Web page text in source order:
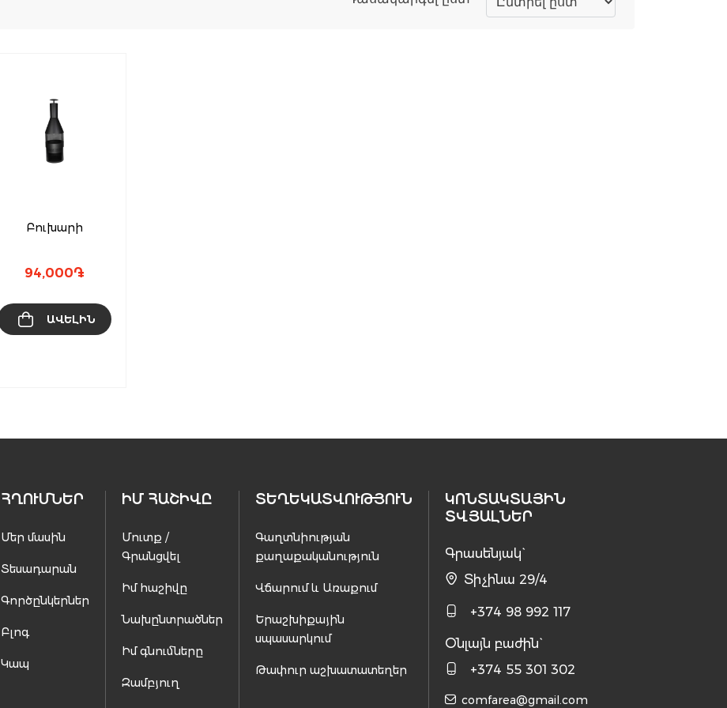
Բուխարի
94,000֏
ԱՎԵԼԻՆ
ՀՂՈՒՄՆԵՐ
Մեր մասին
Տեսադարան
Գործընկերներ
Բլոգ
Կապ
ԻՄ ՀԱՇԻՎԸ
Մուտք /
Գրանցվել
Իմ հաշիվը
Նախընտրածներ
Իմ գնումները
Զամբյուղ
ՏԵՂԵԿԱՏՎՈՒԹՅՈՒՆ
Գաղտնիության
քաղաքականություն
Վճարում և Առաքում
Երաշխիքային
սպասարկում
Թափուր աշխատատեղեր
ԿՈՆՏԱԿՏԱՅԻՆ
ՏՎՅԱԼՆԵՐ
Գրասենյակ`
Տիչինա 29/4
+374 98 992 117
Օնլայն բաժին`
+374 55 301 302
comfarea@gmail.com